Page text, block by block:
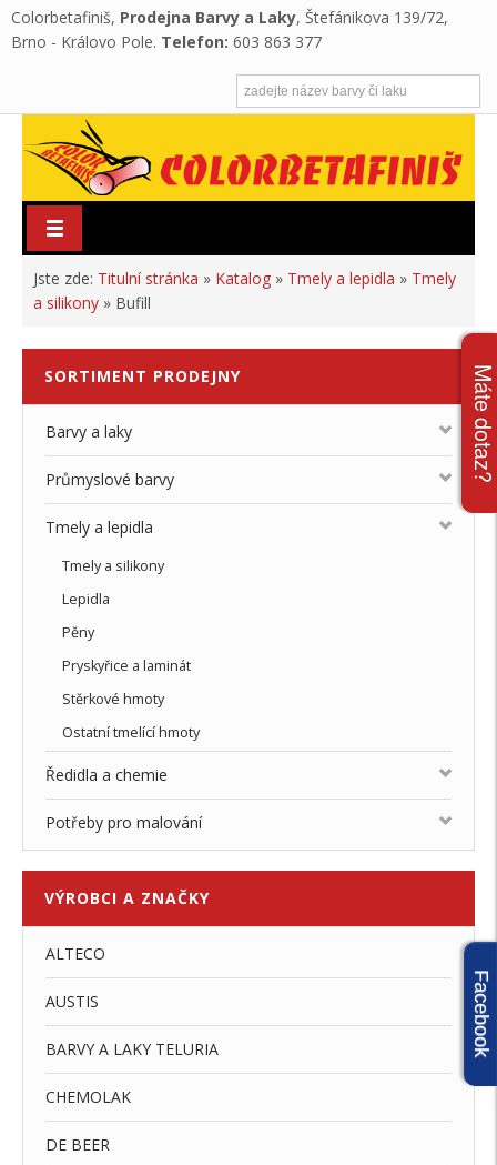
Colorbetafiniš, Prodejna Barvy a Laky, Štefánikova 139/72,
Brno - Královo Pole. Telefon: 603 863 377
Jste zde: Titulní stránka » Katalog » Tmely a lepidla » Tmely
a silikony » Bufill
SORTIMENT PRODEJNY
Barvy a laky
Průmyslové barvy
Tmely a lepidla
Tmely a silikony
Lepidla
Pěny
Pryskyřice a laminát
Stěrkové hmoty
Ostatní tmelící hmoty
Ředidla a chemie
Potřeby pro malování
VÝROBCI A ZNAČKY
ALTECO
AUSTIS
BARVY A LAKY TELURIA
CHEMOLAK
DE BEER
Máte
Facebook